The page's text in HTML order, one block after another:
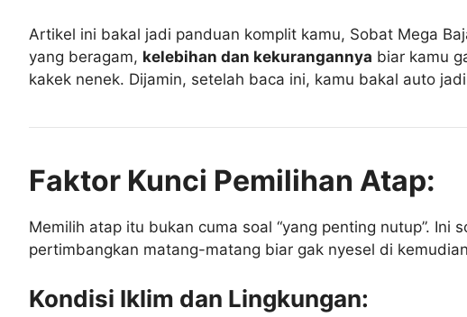
Artikel ini bakal jadi panduan komplit kamu, Sobat Mega
yang beragam, kelebihan dan kekurangannya biar kamu
kakek nenek. Dijamin, setelah baca ini, kamu bakal auto
Faktor Kunci Pemilihan Atap:
Memilih atap itu bukan cuma soal “yang penting nutup”.
pertimbangkan matang-matang biar gak nyesel di
Kondisi Iklim dan Lingkungan: